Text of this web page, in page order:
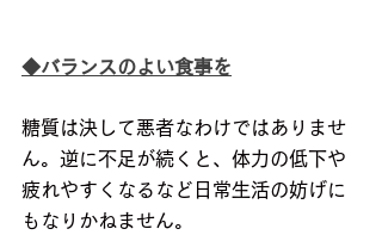
◆バランスのよい食事を
糖質は決して悪者なわけではありませ
ん。逆に不足が続くと、体力の低下や
疲れやすくなるなど日常生活の妨げに
もなりかねません。